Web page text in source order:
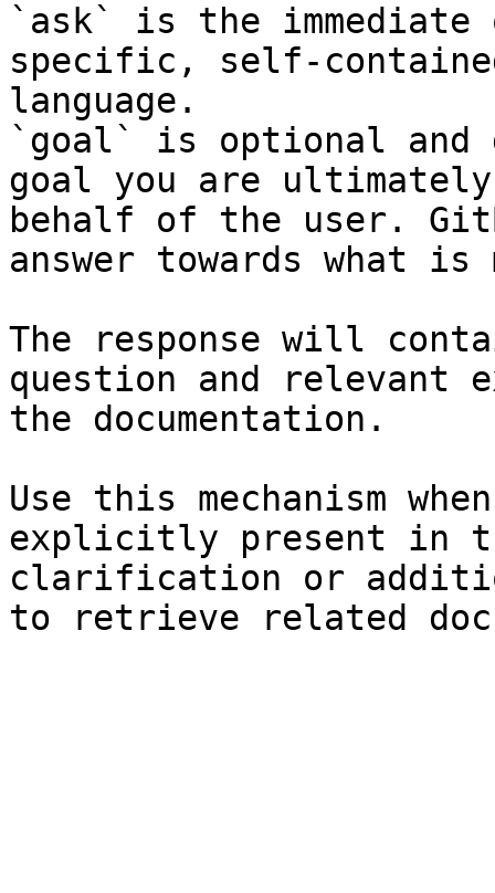
`ask` is the
specific, self-
language.
`goal` is optional and
goal you are
behalf of the user.
answer towards what
The response will
question and relevant
the documentation.
Use this mechanism
explicitly present in
clarification or